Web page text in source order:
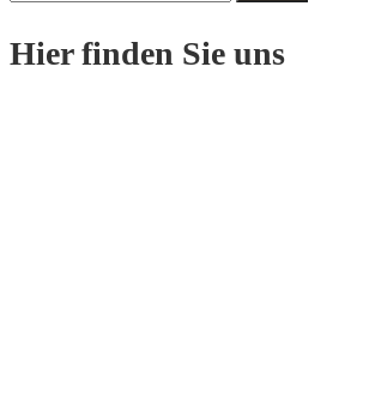
Hier finden Sie uns